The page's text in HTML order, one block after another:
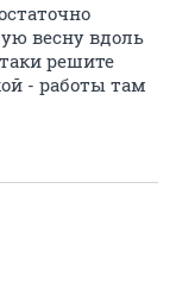
весну вдоль
решите
- работы там